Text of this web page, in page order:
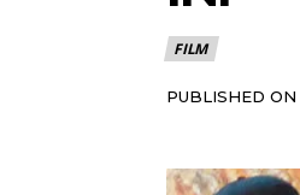
FILM
PUBLISHED ON